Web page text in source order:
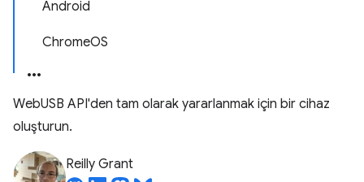
Android
ChromeOS
WebUSB API'den tam olarak yararlanmak için bir cihaz
oluşturun.
Reilly Grant